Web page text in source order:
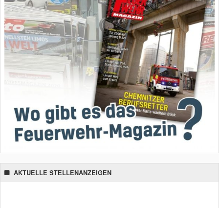
AKTUELLE STELLENANZEIGEN